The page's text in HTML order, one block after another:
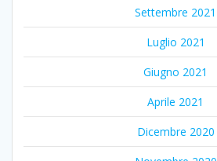
Settembre 2021
Luglio 2021
Giugno 2021
Aprile 2021
Dicembre 2020